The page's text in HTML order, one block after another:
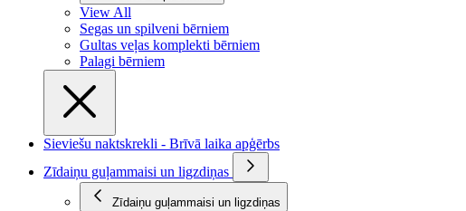
View All
Segas un spilveni bērniem
Gultas veļas komplekti bērniem
Palagi bērniem
Sieviešu naktskrekli - Brīvā laika apģērbs
Zīdaiņu guļammaisi un ligzdiņas
Zīdaiņu guļammaisi un ligzdiņas